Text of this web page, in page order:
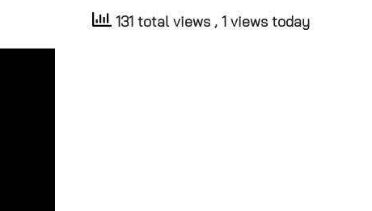
131 total views , 1 views today